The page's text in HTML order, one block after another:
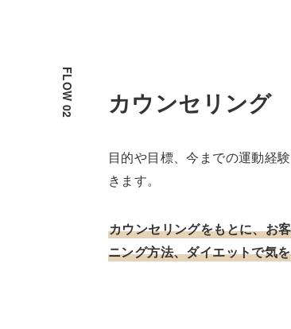
カウンセリング
目的や目標、今までの運動経
きます。
カウンセリングをもとに、お
ニング方法、ダイエットで気